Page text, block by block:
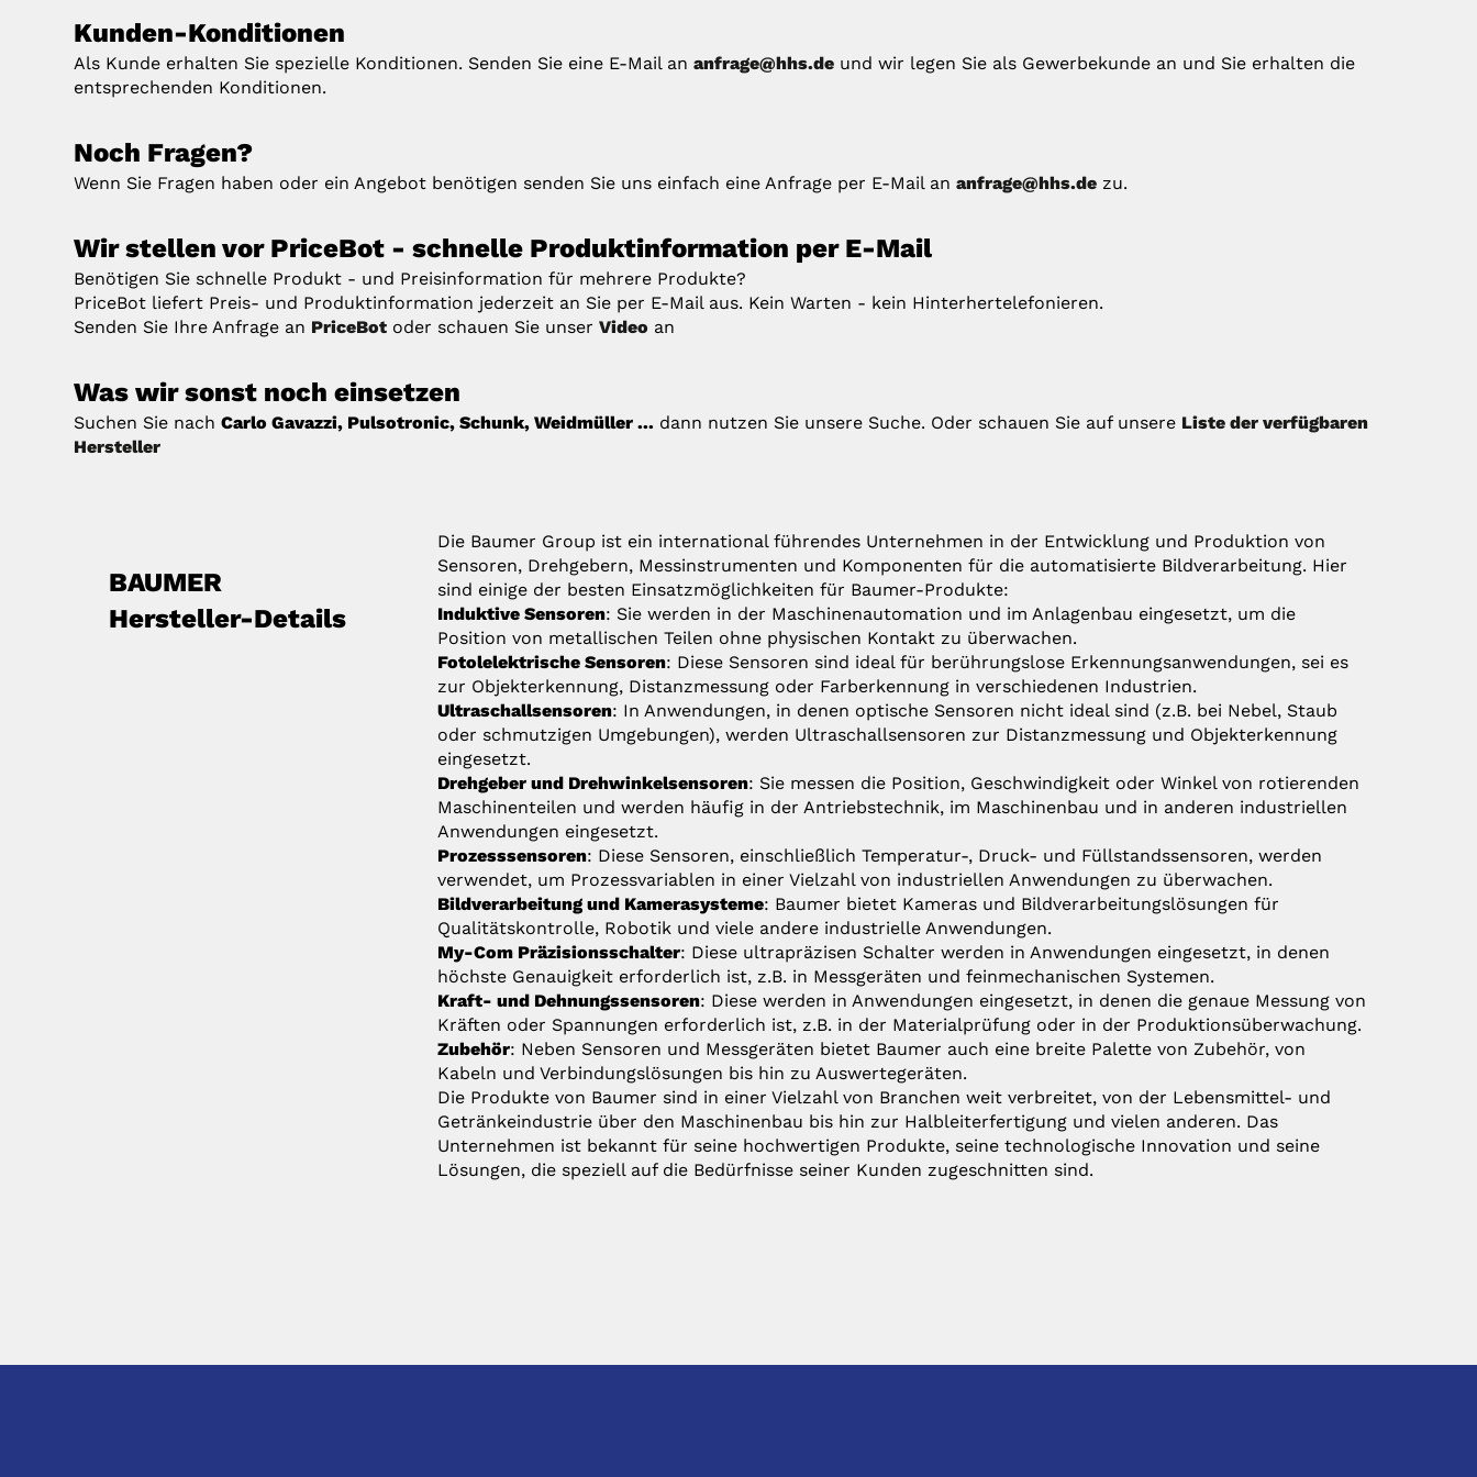
Kunden-Konditionen
Als Kunde erhalten Sie spezielle Konditionen. Senden Sie eine E-Mail ananfrage@hhs.de und wir legen Sie als Gewerbekunde an und Sie erhalten die
entsprechenden Konditionen.
Noch Fragen?
Wenn Sie Fragen haben oder ein Angebot benötigen senden Sie uns einfach eine Anfrage per E-Mail ananfrage@hhs.de zu.
Wir stellen vor PriceBot - schnelle Produktinformation per E-Mail
Benötigen Sie schnelle Produkt - und Preisinformation für mehrere Produkte?
PriceBot liefert Preis- und Produktinformation jederzeit an Sie per E-Mail aus. Kein Warten - kein Hinterhertelefonieren.
Senden Sie Ihre Anfrage an PriceBot oder schauen Sie unserVideo an
Was wir sonst noch einsetzen
Suchen Sie nachCarlo Gavazzi, Pulsotronic, Schunk, Weidmüller ... dann nutzen Sie unsere Suche. Oder schauen Sie auf unsere Liste der verfügbaren
Hersteller
BAUMER
Hersteller-Details
Die Baumer Group ist ein international führendes Unternehmen in der Entwicklung und Produktion von
Sensoren, Drehgebern, Messinstrumenten und Komponenten für die automatisierte Bildverarbeitung. Hier
sind einige der besten Einsatzmöglichkeiten für Baumer-Produkte:
Induktive Sensoren: Sie werden in der Maschinenautomation und im Anlagenbau eingesetzt, um die
Position von metallischen Teilen ohne physischen Kontakt zu überwachen.
Fotolelektrische Sensoren: Diese Sensoren sind ideal für berührungslose Erkennungsanwendungen, sei es
zur Objekterkennung, Distanzmessung oder Farberkennung in verschiedenen Industrien.
Ultraschallsensoren: In Anwendungen, in denen optische Sensoren nicht ideal sind (z.B. bei Nebel, Staub
oder schmutzigen Umgebungen), werden Ultraschallsensoren zur Distanzmessung und Objekterkennung
eingesetzt.
Drehgeber und Drehwinkelsensoren: Sie messen die Position, Geschwindigkeit oder Winkel von rotierenden
Maschinenteilen und werden häufig in der Antriebstechnik, im Maschinenbau und in anderen industriellen
Anwendungen eingesetzt.
Prozesssensoren: Diese Sensoren, einschließlich Temperatur-, Druck- und Füllstandssensoren, werden
verwendet, um Prozessvariablen in einer Vielzahl von industriellen Anwendungen zu überwachen.
Bildverarbeitung und Kamerasysteme: Baumer bietet Kameras und Bildverarbeitungslösungen für
Qualitätskontrolle, Robotik und viele andere industrielle Anwendungen.
My-Com Präzisionsschalter: Diese ultrapräzisen Schalter werden in Anwendungen eingesetzt, in denen
höchste Genauigkeit erforderlich ist, z.B. in Messgeräten und feinmechanischen Systemen.
Kraft- und Dehnungssensoren: Diese werden in Anwendungen eingesetzt, in denen die genaue Messung von
Kräften oder Spannungen erforderlich ist, z.B. in der Materialprüfung oder in der Produktionsüberwachung.
Zubehör: Neben Sensoren und Messgeräten bietet Baumer auch eine breite Palette von Zubehör, von
Kabeln und Verbindungslösungen bis hin zu Auswertegeräten.
Die Produkte von Baumer sind in einer Vielzahl von Branchen weit verbreitet, von der Lebensmittel- und
Getränkeindustrie über den Maschinenbau bis hin zur Halbleiterfertigung und vielen anderen. Das
Unternehmen ist bekannt für seine hochwertigen Produkte, seine technologische Innovation und seine
Lösungen, die speziell auf die Bedürfnisse seiner Kunden zugeschnitten sind.